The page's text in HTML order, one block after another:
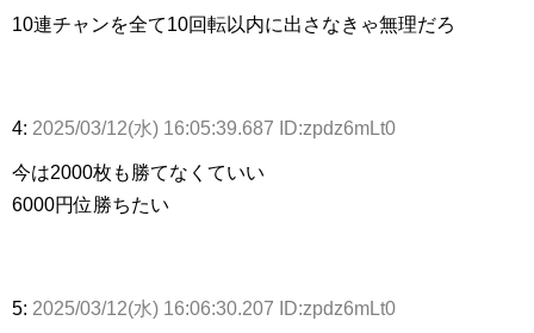
10連チャンを全て10回転以内に出さなきゃ無理だろ
4: 2025/03/12(水) 16:05:39.687 ID:zpdz6mLt0
今は2000枚も勝てなくていい
6000円位勝ちたい
5: 2025/03/12(水) 16:06:30.207 ID:zpdz6mLt0